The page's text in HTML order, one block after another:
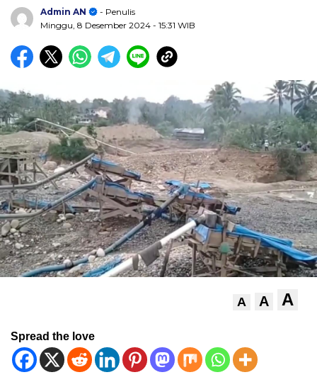
Admin AN
- Penulis
Minggu, 8 Desember 2024 - 15:31 WIB
A A A
Spread the love